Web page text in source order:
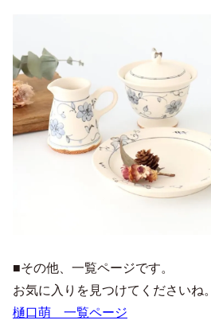
■その他、一覧ページです。
お気に入りを見つけてくださいね。
樋口萌 一覧ページ